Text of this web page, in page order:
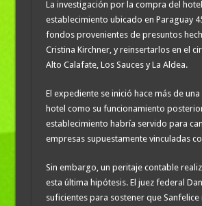
La investigación por la compra del
establecimiento ubicado en Paraguay
fondos provenientes de presuntos
Cristina Kirchner, y reinsertarlos en el
Alto Calafate, Los Sauces y La Aldea.
El expediente se inició hace más de
hotel como su funcionamiento
establecimiento habría servido para
empresas supuestamente vinculadas
Sin embargo, un peritaje contable
esta última hipótesis. El juez federal
suficientes para sostener que